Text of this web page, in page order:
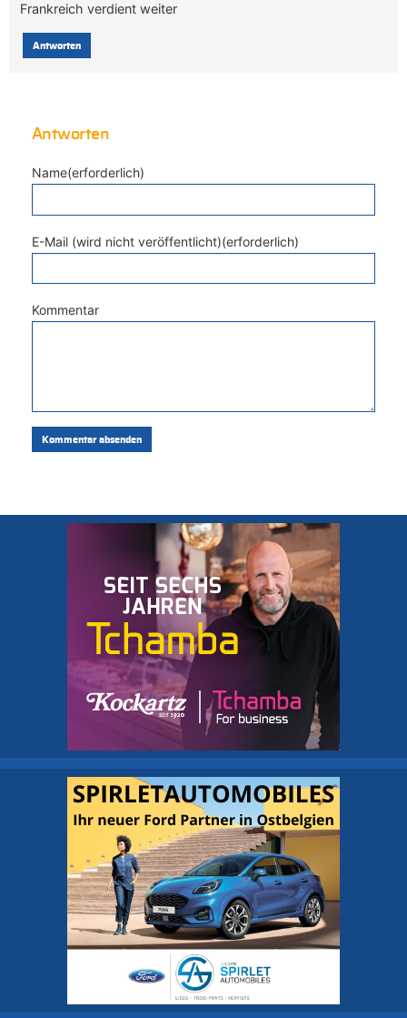
Frankreich verdient weiter
Antworten
Antworten
Name(erforderlich)
E-Mail (wird nicht veröffentlicht)(erforderlich)
Kommentar